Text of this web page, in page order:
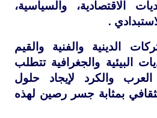
الاقتصادية، والسياسية،
.
الدينية والفنية والقيم
البيئية والجغرافية تتطلب
والكرد لإيجاد حلول
بمثابة جسر رصين لهذه